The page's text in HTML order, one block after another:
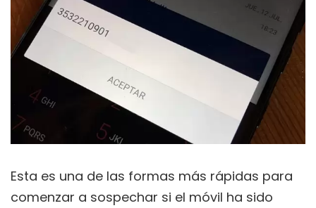
Esta es una de las formas más rápidas para
comenzar a sospechar si el móvil ha sido